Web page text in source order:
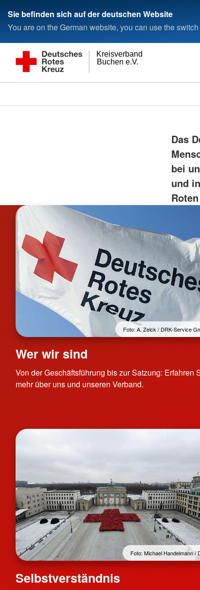
Sie befinden sich auf der deutschen Website
You are on the German website, you can use the
Buchen e.V.
Kreisverband
Das
bei
und
Foto: A. Zelck / DRK-Service
Wer wir sind
Von der Geschäftsführung bis zur Satzung: Erfahren
mehr über uns und unseren Verband.
Foto: Michael Handelmann /
Selbstverständnis